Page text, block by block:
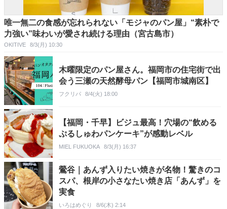
唯一無二の食感が忘れられない「モジャのパン屋」“素朴で
力強い”味わいが愛され続ける理由（宮古島市）
OKITIVE 8/3(月) 10:30
木曜限定のパン屋さん。福岡市の住宅街で出
会う三瀬の天然酵母パン【福岡市城南区】
フクリパ 8/4(火) 18:00
【福岡・千早】ビジュ最高！穴場の“飲める
ぷるしゅわパンケーキ”が感動レベル
MIEL FUKUOKA 8/3(月) 16:37
鶯谷｜あんず入りたい焼きが名物！驚きのコ
スパ、根岸の小さなたい焼き店「あんず」を
実食
いろはめぐり 8/6(木) 2:14